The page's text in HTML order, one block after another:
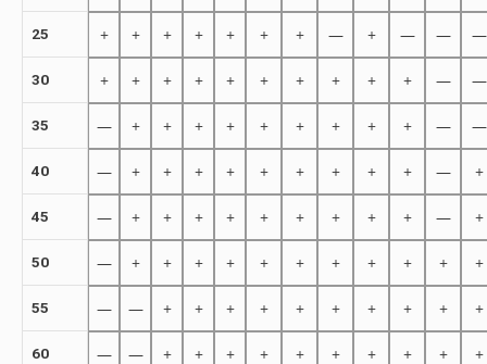
25 + + + + + + + — + — — —
30 + + + + + + + + + + — —
35 — + + + + + + + + + — —
40 — + + + + + + + + + — +
45 — + + + + + + + + + — +
50 — + + + + + + + + + + +
55 — — + + + + + + + + + +
60 — — + + + + + + + + + +